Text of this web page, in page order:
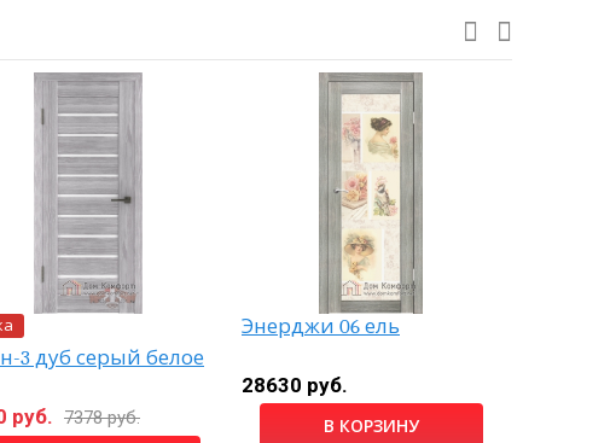
3 дуб серый белое
руб. 7378 руб.
Энерджи 06 ель
28630 руб.
В КОРЗИНУ